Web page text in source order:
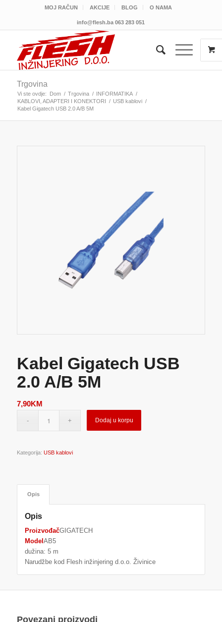
MOJ RAČUN AKCIJE BLOG O NAMA
info@flesh.ba 063 283 051
Trgovina
Vi ste ovdje: Dom / Trgovina / INFORMATIKA /
KABLOVI, ADAPTERI I KONEKTORI / USB kablovi /
Kabel Gigatech USB 2.0 A/B 5M
Kabel Gigatech USB
2.0 A/B 5M
7,90KM
Dodaj u korpu
Kategorija: USB kablovi
Opis
Opis
ProizvođačGIGATECH
Model AB5
dužina: 5 m
Narudžbe kod Flesh inžinjering d.o.o. Živinice
Povezani proizvodi